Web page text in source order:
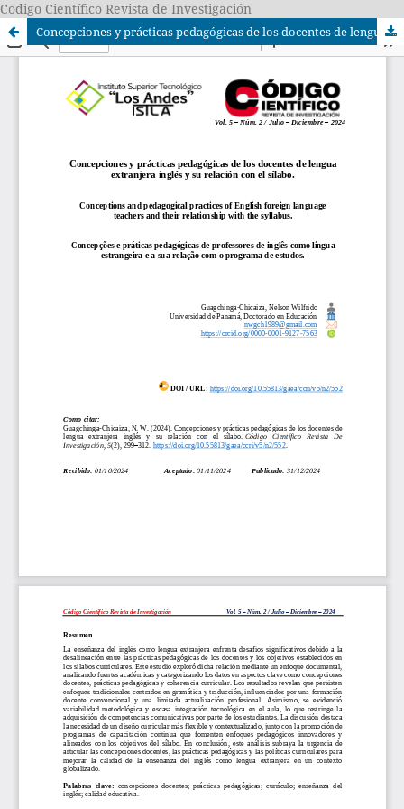
Codigo Científico Revista de Investigación
Concepciones y prácticas pedagógicas de los docentes de lengua extranjera inglés y su relación con el sílabo.